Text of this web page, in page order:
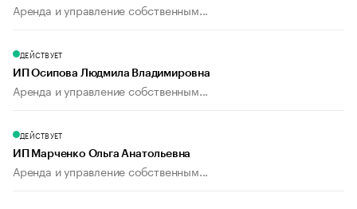
Аренда и управление собственным...
ДЕЙСТВУЕТ
ИП Осипова Людмила Владимировна
Аренда и управление собственным...
ДЕЙСТВУЕТ
ИП Марченко Ольга Анатольевна
Аренда и управление собственным...